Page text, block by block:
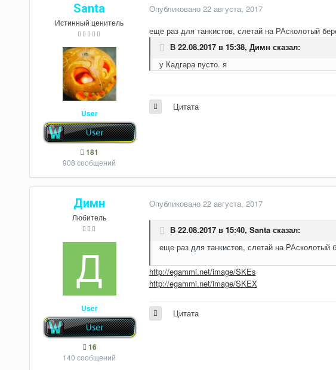
Santa
Истинный ценитель
User
181
908 сообщений
Опубликовано 22 августа, 2017
еще раз для танкистов, слетай на РАсколотый
В 22.08.2017 в 15:38, Димн сказал:
у Кадгара пусто. я
Цитата
Димн
Любитель
User
16
140 сообщений
Опубликовано 22 августа, 2017
В 22.08.2017 в 15:40, Santaсказал:
еще раз для танкистов, слетай на РАсколотый
http://egammi.net/image/SKEs
http://egammi.net/image/SKEX
Цитата